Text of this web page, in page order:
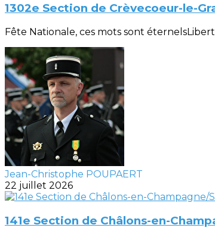
1302e Section de Crèvecoeur-le-
Fête Nationale, ces mots sont
Jean-Christophe POUPAERT
22 juillet 2026
141e Section de Châlons-en-